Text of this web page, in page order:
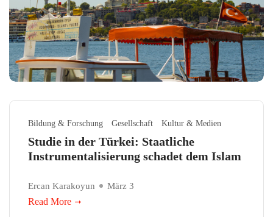
Bildung & Forschung Gesellschaft Kultur & Medien
Studie in der Türkei: Staatliche
Instrumentalisierung schadet dem Islam
Ercan Karakoyun März 3
Read More